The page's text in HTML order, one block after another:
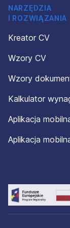
wnieść
żądać do nich
ograniczenia
do cofnięcia
Zakład Dębica
Zakład
Zakład Żywiec
NARZĘDZIA
I ROZWIĄZANIA
Kreator CV
Wzory CV
Wzory
Kalkulator
Aplikacja
Aplikacja